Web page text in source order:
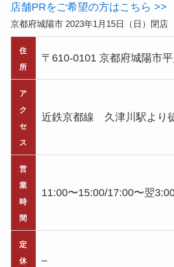
店舗PRをご希望の方はこちら >>
京都府城陽市 2023年1月15日（日）閉店
住
所
〒610-0101 京都府城陽市
ア
ク
セ
ス
近鉄京都線 久津川駅より
営
業
時
間
11:00〜15:00/17:00〜翌
定
休
–